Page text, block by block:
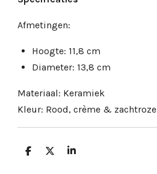
Afmetingen:
Hoogte: 11,8 cm
Diameter: 13,8 cm
Materiaal: Keramiek
Kleur: Rood, crème & zachtroze
D
D
S